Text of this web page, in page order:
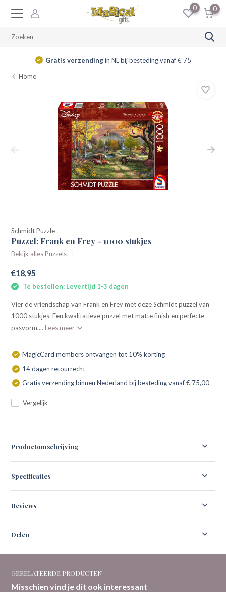
0 0
Gratis verzendingin NL bij besteding vanaf € 75
Home
Schmidt Puzzle
Puzzel: Frank en Frey - 1000 stukjes
Bekijk alles Puzzels
€18,95
Te bestellen: Levertijd 1-3 dagen
Vier de vriendschap van Frank en Frey met deze Schmidt puzzel van
1000 stukjes. Een kwalitatieve puzzel met matte finish en perfecte
pasvorm.... Lees meer
MagicCard members ontvangen tot 10% korting
14 dagen retourrecht
Gratis verzending binnen Nederland bij besteding vanaf € 75,00
Vergelijk
Productomschrijving
Specificaties
Reviews
Delen
GERELATEERDE PRODUCTEN
Misschien vind je dit ook interessant